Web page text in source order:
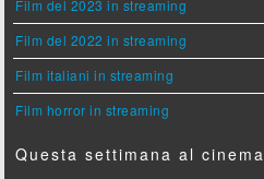
Film del 2023 in streaming
Film del 2022 in streaming
Film italiani in streaming
Film horror in streaming
Questa settimana al cinema